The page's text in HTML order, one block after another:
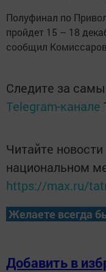
Полуфинал по
пройдет 15 – 18
сообщил
Следите за
Telegram-канале
Читайте
национальном
https://max.ru/
Желаете всегда
Добавить в